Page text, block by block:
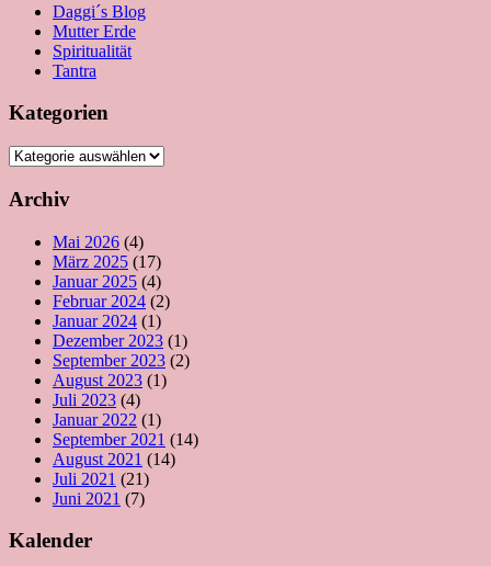
Daggi´s Blog
Mutter Erde
Spiritualität
Tantra
Kategorien
Kategorien
Archiv
Mai 2026 (4)
März 2025 (17)
Januar 2025 (4)
Februar 2024 (2)
Januar 2024 (1)
Dezember 2023 (1)
September 2023 (2)
August 2023 (1)
Juli 2023 (4)
Januar 2022 (1)
September 2021 (14)
August 2021 (14)
Juli 2021 (21)
Juni 2021 (7)
Kalender